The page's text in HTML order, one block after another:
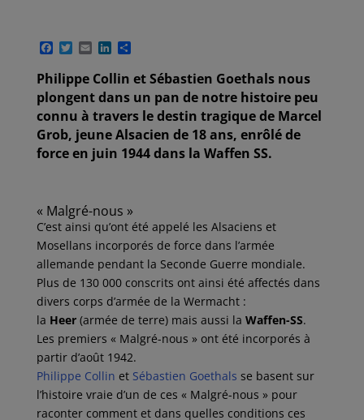
F
c
e
b
o
o
k
T
i
t
t
e
r
E
a
i
l
L
n
k
e
d
I
n
P
r
t
a
g
e
r
Philippe Collin et Sébastien Goethals nous
plongent dans un pan de notre histoire peu
connu à travers le destin tragique de Marcel
Grob, jeune Alsacien de 18 ans, enrôlé de
force en juin 1944 dans la Waffen SS.
« Malgré-nous »
C’est ainsi qu’ont été appelé les Alsaciens et
Mosellans incorporés de force dans l’armée
allemande pendant la Seconde Guerre mondiale.
Plus de 130 000 conscrits ont ainsi été affectés dans
divers corps d’armée de la Wermacht :
la Heer(armée de terre) mais aussi la Waffen-SS.
Les premiers « Malgré-nous » ont été incorporés à
partir d’août 1942.
Philippe Collin et Sébastien Goethals se basent sur
l’histoire vraie d’un de ces « Malgré-nous » pour
raconter comment et dans quelles conditions ces